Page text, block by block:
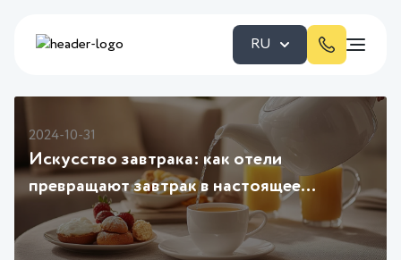
RU
2024-10-31
Искусство завтрака: как отели
превращают завтрак в настоящее
событие